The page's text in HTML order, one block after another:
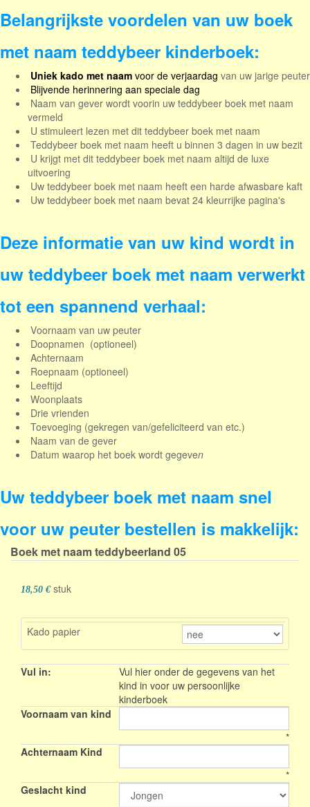
Belangrijkste voordelen van uw boek
met naam teddybeer kinderboek:
Uniek kado met naam voor de verjaardag van uw jarige peuter
Blijvende herinnering aan speciale dag
Naam van gever wordt voorin uw teddybeer boek met naam
vermeld
U stimuleert lezen met dit teddybeer boek met naam
Teddybeer boek met naam heeft u binnen 3 dagen in uw bezit
U krijgt met dit teddybeer boek met naam altijd de luxe
uitvoering
Uw teddybeer boek met naam heeft een harde afwasbare kaft
Uw teddybeer boek met naam bevat 24 kleurrijke pagina's
Deze informatie van uw kind wordt in
uw teddybeer boek met naam verwerkt
tot een spannend verhaal:
Voornaam van uw peuter
Doopnamen (optioneel)
Achternaam
Roepnaam (optioneel)
Leeftijd
Woonplaats
Drie vrienden
Toevoeging (gekregen van/gefeliciteerd van etc.)
Naam van de gever
Datum waarop het boek wordt gegeven
Uw teddybeer boek met naam snel
voor uw peuter bestellen is makkelijk:
Boek met naam teddybeerland 05
18,50 € stuk
Kado papier
Vul in:
Vul hier onder de gegevens van het
kind in voor uw persoonlijke
kinderboek
Voornaam van kind
*
Achternaam Kind
*
Geslacht kind